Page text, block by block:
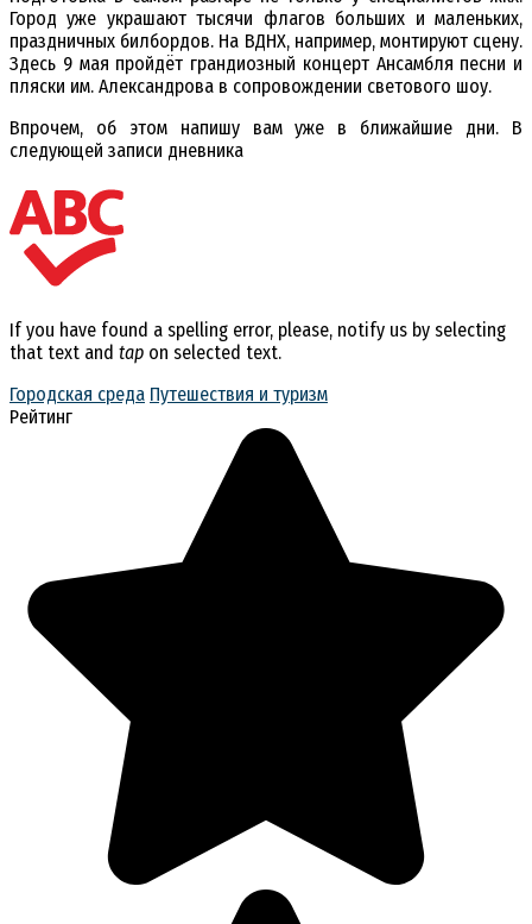
Город уже украшают тысячи флагов больших и маленьких,
праздничных билбордов. На ВДНХ, например, монтируют сцену.
Здесь 9 мая пройдёт грандиозный концерт Ансамбля песни и
пляски им. Александрова в сопровождении светового шоу.
Впрочем, об этом напишу вам уже в ближайшие дни. В
следующей записи дневника
If you have found a spelling error, please, notify us by selecting
that text and tap on selected text.
Городская среда Путешествия и туризм
Рейтинг